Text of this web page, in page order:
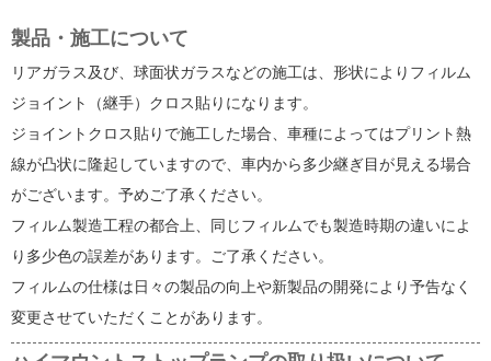
製品・施工について
リアガラス及び、球面状ガラスなどの施工は、形状によりフィルム
ジョイント（継手）クロス貼りになります。
ジョイントクロス貼りで施工した場合、車種によってはプリント熱
線が凸状に隆起していますので、車内から多少継ぎ目が見える場合
がございます。予めご了承ください。
フィルム製造工程の都合上、同じフィルムでも製造時期の違いによ
り多少色の誤差があります。ご了承ください。
フィルムの仕様は日々の製品の向上や新製品の開発により予告なく
変更させていただくことがあります。